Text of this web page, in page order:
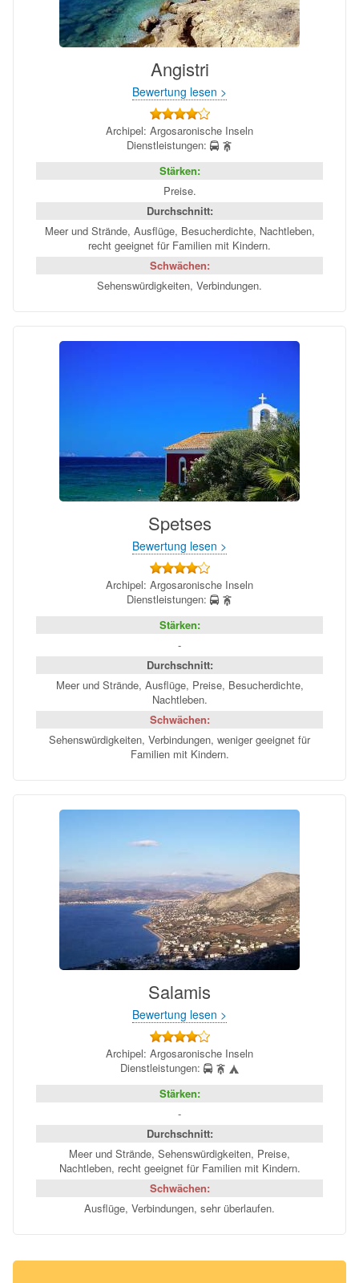
Angistri
Bewertung lesen >
Archipel: Argosaronische Inseln
Dienstleistungen:
Stärken:
Preise.
Durchschnitt:
Meer und Strände, Ausflüge, Besucherdichte, Nachtleben,
recht geeignet für Familien mit Kindern.
Schwächen:
Sehenswürdigkeiten, Verbindungen.
Spetses
Bewertung lesen >
Archipel: Argosaronische Inseln
Dienstleistungen:
Stärken:
-
Durchschnitt:
Meer und Strände, Ausflüge, Preise, Besucherdichte,
Nachtleben.
Schwächen:
Sehenswürdigkeiten, Verbindungen, weniger geeignet für
Familien mit Kindern.
Salamis
Bewertung lesen >
Archipel: Argosaronische Inseln
Dienstleistungen:
Stärken:
-
Durchschnitt:
Meer und Strände, Sehenswürdigkeiten, Preise,
Nachtleben, recht geeignet für Familien mit Kindern.
Schwächen:
Ausflüge, Verbindungen, sehr überlaufen.